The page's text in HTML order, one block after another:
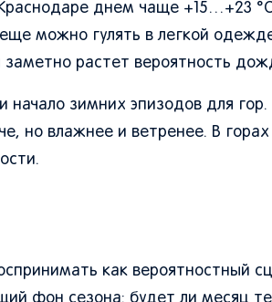
днем чаще +15…+23
можно гулять в легкой
заметно растет вероятность
начало зимних эпизодов для
но влажнее и ветренее. В
как вероятностный